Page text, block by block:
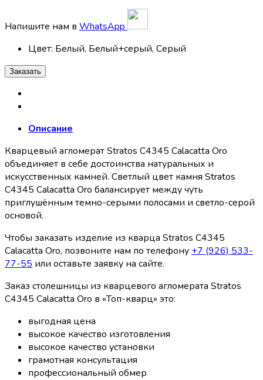
Напишите нам в WhatsApp
Цвет: Белый, Белый+cерый, Серый
Заказать
Описание
Кварцевый агломерат Stratos C4345 Calacatta Oro
объединяет в себе достоинства натуральных и
искусственных камней. Светлый цвет камня Stratos
C4345 Calacatta Oro балансирует между чуть
приглушённым темно-серыми полосами и светло-серой
основой.
Чтобы заказать изделие из кварца Stratos C4345
Calacatta Oro, позвоните нам по телефону +7 (926) 533-
77-55 или оставьте заявку на сайте.
Заказ столешницы из кварцевого агломерата Stratos
C4345 Calacatta Oro в «Топ-кварц» это:
выгодная цена
высокое качество изготовления
высокое качество установки
грамотная консультация
профессиональный обмер